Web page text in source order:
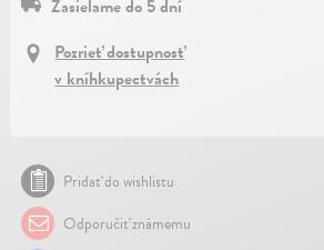
Zasielame do 5 dní
Pozrieť dostupnosť
v kníhkupectvách
Pridať do wishlistu
Odporučiť známemu